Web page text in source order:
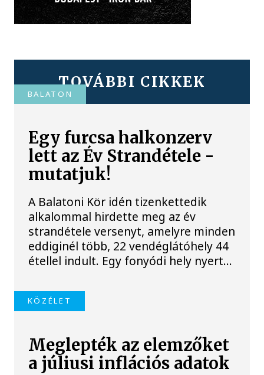
TOVÁBBI CIKKEK
BALATON
Egy furcsa halkonzerv
lett az Év Strandétele -
mutatjuk!
A Balatoni Kör idén tizenkettedik
alkalommal hirdette meg az év
strandétele versenyt, amelyre minden
eddiginél több, 22 vendéglátóhely 44
étellel indult. Egy fonyódi hely nyert...
KÖZÉLET
Meglepték az elemzőket
a júliusi inflációs adatok